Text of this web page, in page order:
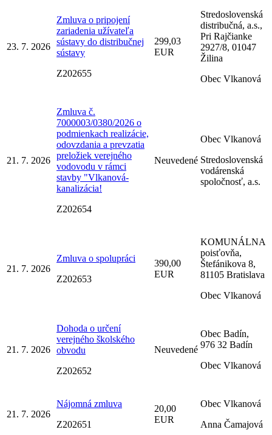
23. 7. 2026
Zmluva o pripojení
zariadenia užívateľa
sústavy do distribučnej
sústavy
Z202655
299,03
EUR
Stredoslovenská
distribučná, a.s.,
Pri Rajčianke
2927/8, 01047
Žilina
Obec Vlkanová
21. 7. 2026
Zmluva č.
7000003/0380/2026 o
podmienkach realizácie,
odovzdania a prevzatia
preložiek verejného
vodovodu v rámci
stavby "Vlkanová-
kanalizácia!
Z202654
Neuvedené
Obec Vlkanová
Stredoslovenská
vodárenská
spoločnosť, a.s.
21. 7. 2026
Zmluva o spolupráci
Z202653
390,00
EUR
KOMUNÁLNA
poisťovňa,
Štefánikova 8,
81105 Bratislava
Obec Vlkanová
21. 7. 2026
Dohoda o určení
verejného školského
obvodu
Z202652
Neuvedené
Obec Badín,
976 32 Badín
Obec Vlkanová
21. 7. 2026
Nájomná zmluva
Z202651
20,00
EUR
Obec Vlkanová
Anna Čamajová